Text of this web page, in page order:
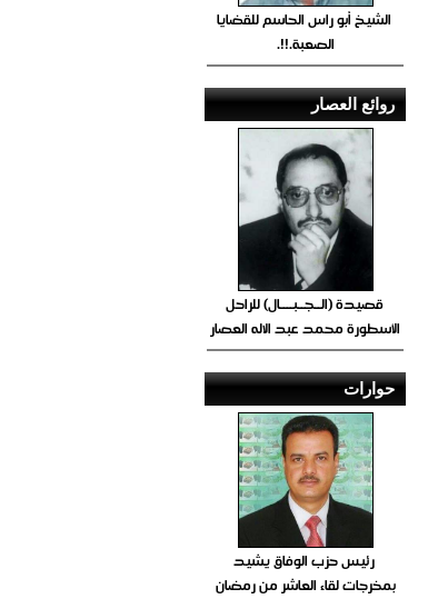
الشيخ أبو راس الحاسم للقضايا
الصعبة.!!.
روائع العصار
قصيدة (الــجــبــــال) للراحل
الأسطورة محمد عبد الاله العصار
حوارات
رئيس حزب الوفاق يشيد
بمخرجات لقاء العاشر من رمضان